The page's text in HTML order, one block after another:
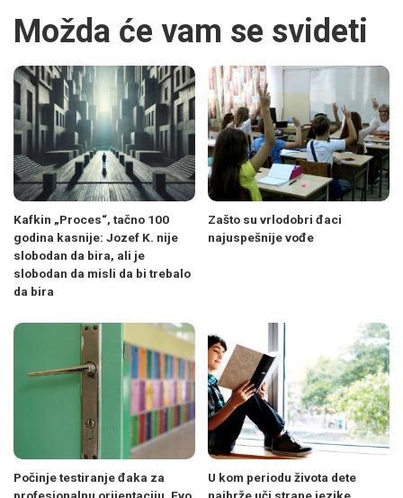
Možda će vam se svideti
Kafkin „Proces“, tačno 100
godina kasnije: Jozef K. nije
slobodan da bira, ali je
slobodan da misli da bi trebalo
da bira
Zašto su vrlodobri đaci
najuspešnije vođe
Počinje testiranje đaka za
profesionalnu orijentaciju. Evo
U kom periodu života dete
najbrže uči strane jezike